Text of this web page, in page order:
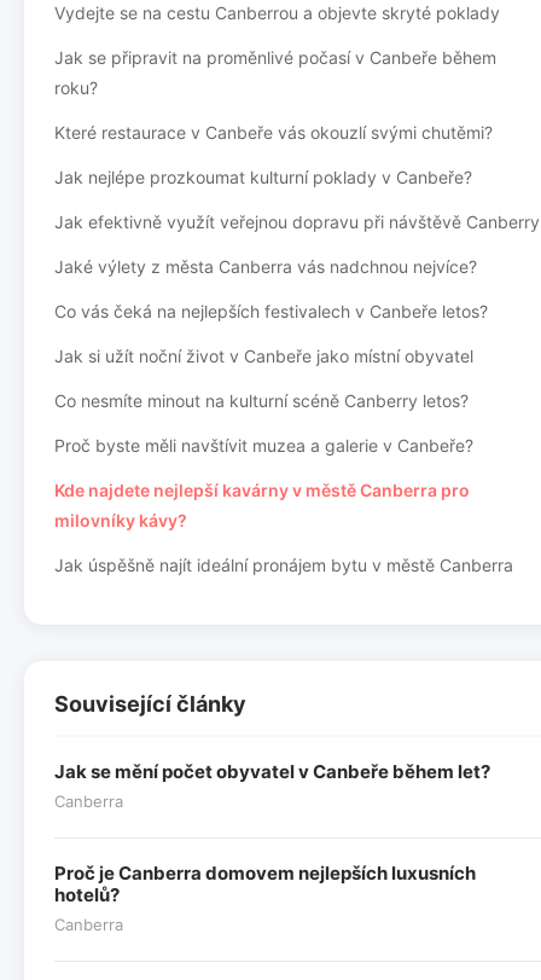
Vydejte se na cestu Canberrou a objevte skryté poklady
Jak se připravit na proměnlivé počasí v Canbeře během
roku?
Které restaurace v Canbeře vás okouzlí svými chutěmi?
Jak nejlépe prozkoumat kulturní poklady v Canbeře?
Jak efektivně využít veřejnou dopravu při návštěvě Canberry
Jaké výlety z města Canberra vás nadchnou nejvíce?
Co vás čeká na nejlepších festivalech v Canbeře letos?
Jak si užít noční život v Canbeře jako místní obyvatel
Co nesmíte minout na kulturní scéně Canberry letos?
Proč byste měli navštívit muzea a galerie v Canbeře?
Kde najdete nejlepší kavárny v městě Canberra pro
milovníky kávy?
Jak úspěšně najít ideální pronájem bytu v městě Canberra
Související články
Jak se mění počet obyvatel v Canbeře během let?
Canberra
Proč je Canberra domovem nejlepších luxusních
hotelů?
Canberra